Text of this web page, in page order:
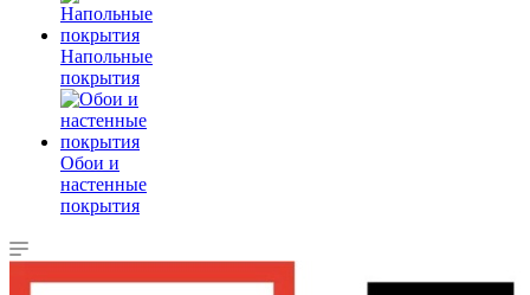
Напольные
покрытия
Обои и
настенные
покрытия